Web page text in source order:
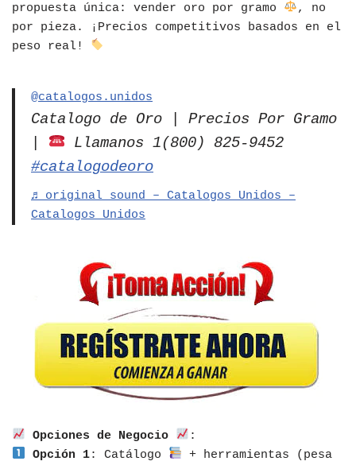
propuesta única: vender oro por gramo
, no
por pieza. ¡Precios competitivos basados en el
peso real!
@catalogos.unidos
Catalogo de Oro | Precios Por Gramo
Llamanos 1(800) 825-9452
#catalogodeoro
♬ original sound – Catalogos Unidos –
Catalogos Unidos
Opciones de Negocio
:
Opción 1: Catálogo
+ herramientas (pesa